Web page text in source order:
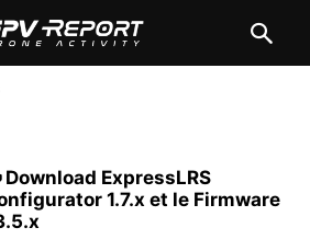
Download ExpressLRS
1.7.x et le Firmware